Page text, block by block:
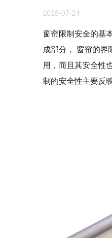
2025-07-24
窗帘限制安全的基
成部分， 窗帘的界
用，而且其安全性
制的安全性主要反